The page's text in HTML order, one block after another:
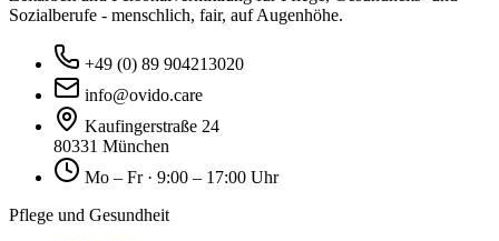
Sozialberufe - menschlich, fair, auf Augenhöhe.
+49 (0) 89 904213020
info@ovido.care
Kaufingerstraße 24
80331 München
Mo – Fr · 9:00 – 17:00 Uhr
Pflege und Gesundheit